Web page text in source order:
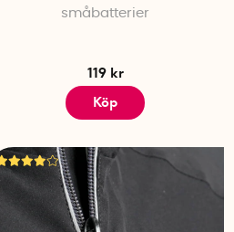
småbatterier
119 kr
Köp